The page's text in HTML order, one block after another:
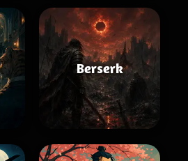
Berserk